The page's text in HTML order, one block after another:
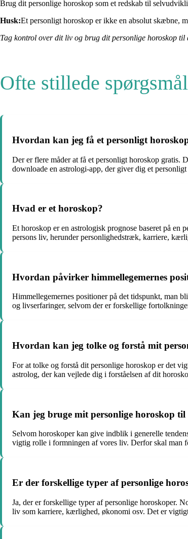
Brug dit personlige horoskop som et redskab til
Husk:Et personligt horoskop er ikke en absolut skæbne,
Tag kontrol over dit liv og brug dit personlige horoskop
Ofte stillede spørgsmål
Hvordan kan jeg få et personligt
Der er flere måder at få et personligt horoskop gratis.
downloade en astrologi-app, der giver dig et
Hvad er et horoskop?
Et horoskop er en astrologisk prognose baseret på en
persons liv, herunder personlighedstræk, karriere,
Hvordan påvirker himmellegemernes
Himmellegemernes positioner på det tidspunkt, man
og livserfaringer, selvom der er forskellige
Hvordan kan jeg tolke og forstå mit
For at tolke og forstå dit personlige horoskop er det
astrolog, der kan vejlede dig i forståelsen af dit
Kan jeg bruge mit personlige horoskop
Selvom horoskoper kan give indblik i generelle
vigtig rolle i formningen af vores liv. Derfor skal man
Er der forskellige typer af personlige
Ja, der er forskellige typer af personlige horoskoper.
liv som karriere, kærlighed, økonomi osv. Det er